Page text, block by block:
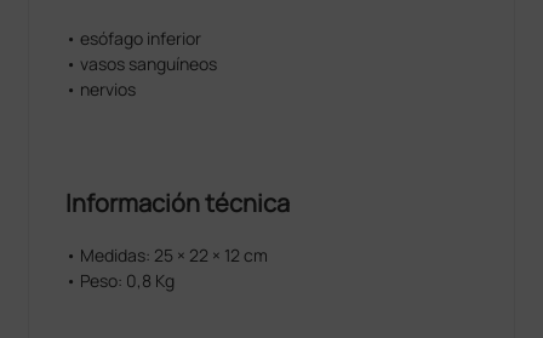
• esófago inferior
• vasos sanguíneos
• nervios
Información técnica
• Medidas: 25 × 22 × 12 cm
• Peso: 0,8 Kg